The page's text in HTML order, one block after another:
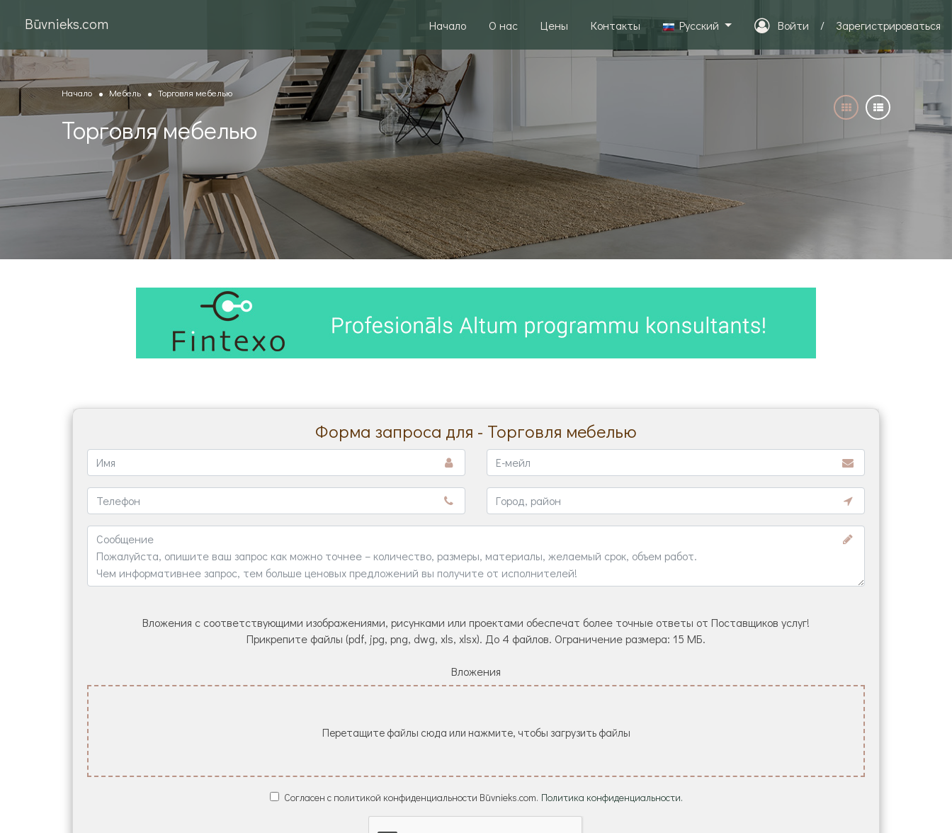
Būvnieks.com Начало О нас Цены Контакты Pусский Войти / Зарегистрироваться
Начало Мебель Торговля мебелью
Торговля мебелью
Форма запроса для - Торговля мебелью
Вложения с соответствующими изображениями, рисунками или проектами обеспечат более точные ответы от Поставщиков услуг!
Прикрепите файлы (pdf, jpg, png, dwg, xls, xlsx). До 4 файлов. Ограничение размера: 15 МБ.
Вложения
Перетащите файлы сюда или нажмите, чтобы загрузить файлы
Согласен с политикой конфиденциальности Būvnieks.com. Политика конфиденциальности.